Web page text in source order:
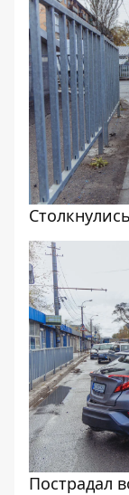
Пострадал